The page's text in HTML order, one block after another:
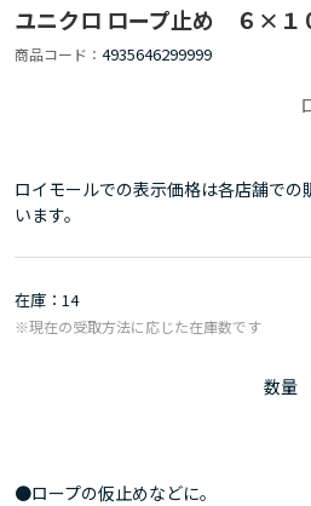
ユニクロ ロープ止め ６×
商品コード 4935646299999
ロイモールでの表示価格は各店舗で
います。
在庫 14
※現在の受取方法に応じた在庫数です
数量
●ロープの仮止めなどに。